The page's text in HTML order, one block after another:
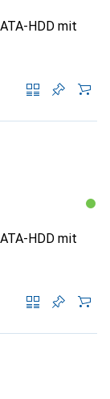
HDD mit
HDD mit